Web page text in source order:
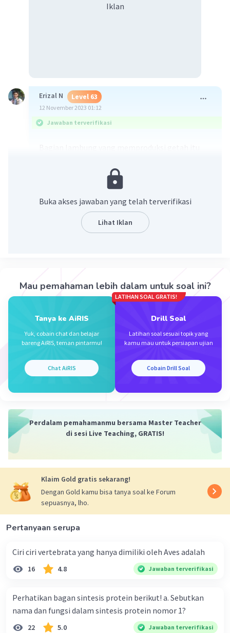
Iklan
Erizal N Level 63
12 November 2023 01:12
Jawaban terverifikasi
. Kelenjar itu tadi memproduksi enzim
pencernaan, asam klorida/HCl, dan juga hormon
gastrin.
Beri Rating· 0 ) Balas
Iklan
Buka akses jawaban yang telah terverifikasi
Lihat Iklan
Mau pemahaman lebih dalam untuk soal ini?
Tanya ke AiRIS
Yuk, cobain chat dan belajar
bareng AiRIS, teman pintarmu!
Chat AiRIS
LATIHAN SOAL GRATIS!
Drill Soal
Latihan soal sesuai topik yang
kamu mau untuk persiapan ujian
Cobain Drill Soal
Perdalam pemahamanmu bersama Master Teacher
di sesi Live Teaching, GRATIS!
Klaim Gold gratis sekarang!
Dengan Gold kamu bisa tanya soal ke Forum
sepuasnya, lho.
Pertanyaan serupa
Ciri ciri vertebrata yang hanya dimiliki oleh Aves adalah
16 4.8 Jawaban terverifikasi
Perhatikan bagan sintesis protein berikut! a. Sebutkan
nama dan fungsi dalam sintesis protein nomor 1?
22 5.0 Jawaban terverifikasi